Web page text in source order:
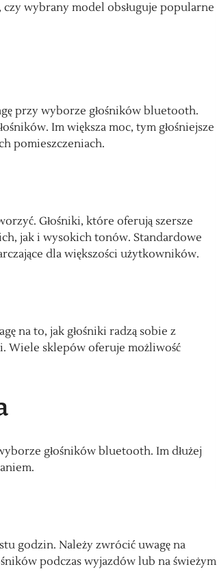
wybrany model obsługuje popularne
przy wyborze głośników bluetooth.
Im większa moc, tym głośniejsze
pomieszczeniach.
Głośniki, które oferują szersze
jak i wysokich tonów. Standardowe
dla większości użytkowników.
na to, jak głośniki radzą sobie z
Wiele sklepów oferuje możliwość
głośników bluetooth. Im dłużej
godzin. Należy zwrócić uwagę na
podczas wyjazdów lub na świeżym